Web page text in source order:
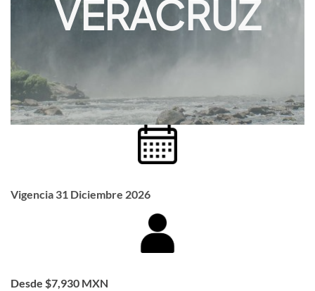
VERACRUZ
Vigencia 31 Diciembre 2026
Desde $7,930 MXN